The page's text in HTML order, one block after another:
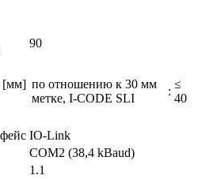
90
[мм] по отношению к 30 мм
метке, I-CODE SLI
:
≤
40
IO-Link
COM2 (38,4 kBaud)
1.1